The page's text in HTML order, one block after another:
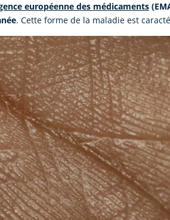
européenne des médicaments
. Cette forme de la maladie est